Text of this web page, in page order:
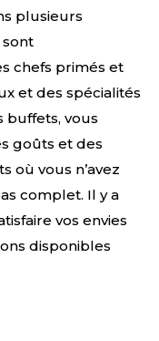
plusieurs
sont
chefs primés et
et des spécialités
buffets, vous
goûts et des
où vous n’avez
complet. Il y a
vos envies
disponibles